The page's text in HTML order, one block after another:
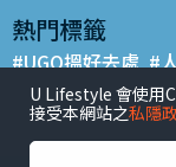
熱門標籤
#UGO搵好去處 #
#親子玩樂好去處
#UJetso禮物放送
U Lifestyle 會使用
接受本網站之私隱